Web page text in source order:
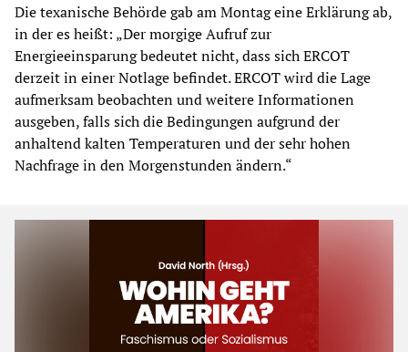
Die texanische Behörde gab am Montag eine Erklärung ab,
in der es heißt: „Der morgige Aufruf zur
Energieeinsparung bedeutet nicht, dass sich ERCOT
derzeit in einer Notlage befindet. ERCOT wird die Lage
aufmerksam beobachten und weitere Informationen
ausgeben, falls sich die Bedingungen aufgrund der
anhaltend kalten Temperaturen und der sehr hohen
Nachfrage in den Morgenstunden ändern.“